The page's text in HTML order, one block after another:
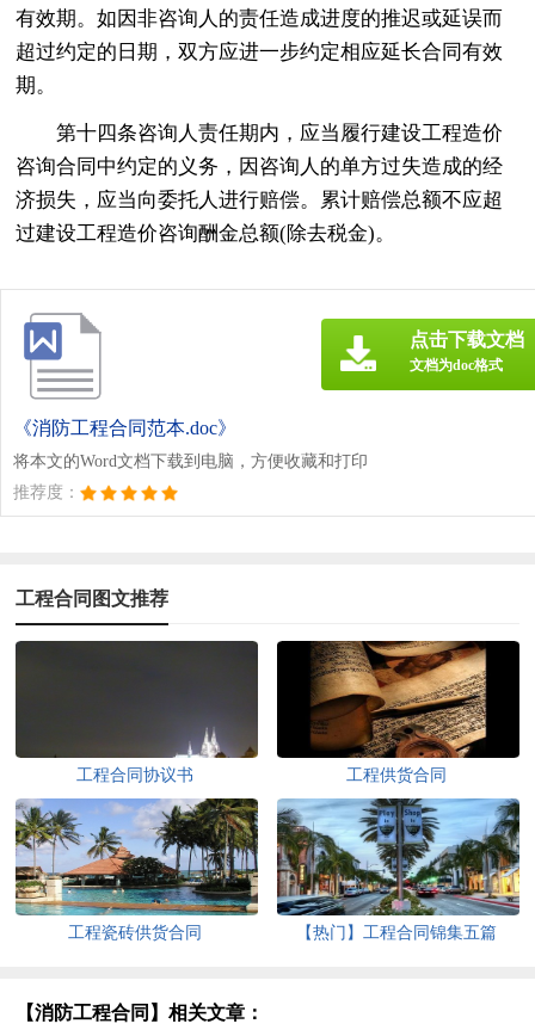
有效期。如因非咨询人的责任造成进度的推迟或延误而
超过约定的日期，双方应进一步约定相应延长合同有效
期。
第十四条咨询人责任期内，应当履行建设工程造价
咨询合同中约定的义务，因咨询人的单方过失造成的经
济损失，应当向委托人进行赔偿。累计赔偿总额不应超
过建设工程造价咨询酬金总额(除去税金)。
《消防工程合同范本.doc》
将本文的Word文档下载到电脑，方便收藏和打印
推荐度：
点击下载文档
文档为doc格式
工程合同图文推荐
工程合同协议书 工程供货合同
工程瓷砖供货合同 【热门】工程合同锦集五篇
【消防工程合同】相关文章：